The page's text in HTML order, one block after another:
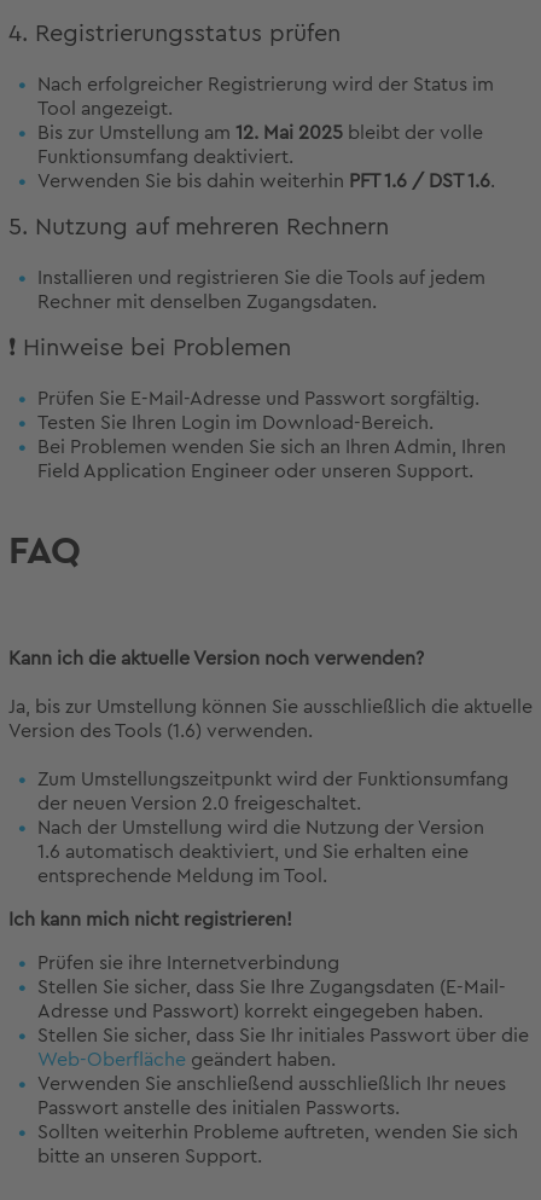
4. Registrierungsstatus prüfen
Nach erfolgreicher Registrierung wird der Status im
Tool angezeigt.
Bis zur Umstellung am 12. Mai 2025 bleibt der volle
Funktionsumfang deaktiviert.
Verwenden Sie bis dahin weiterhin PFT 1.6 / DST 1.6.
5. Nutzung auf mehreren Rechnern
Installieren und registrieren Sie die Tools auf jedem
Rechner mit denselben Zugangsdaten.
❗ Hinweise bei Problemen
Prüfen Sie E-Mail-Adresse und Passwort sorgfältig.
Testen Sie Ihren Login im Download-Bereich.
Bei Problemen wenden Sie sich an Ihren Admin, Ihren
Field Application Engineer oder unseren Support.
FAQ
Kann ich die aktuelle Version noch verwenden?
Ja, bis zur Umstellung können Sie ausschließlich die aktuelle
Version des Tools (1.6) verwenden.
Zum Umstellungszeitpunkt wird der Funktionsumfang
der neuen Version 2.0 freigeschaltet.
Nach der Umstellung wird die Nutzung der Version
1.6 automatisch deaktiviert, und Sie erhalten eine
entsprechende Meldung im Tool.
Ich kann mich nicht registrieren!
Prüfen sie ihre Internetverbindung
Stellen Sie sicher, dass Sie Ihre Zugangsdaten (E-Mail-
Adresse und Passwort) korrekt eingegeben haben.
Stellen Sie sicher, dass Sie Ihr initiales Passwort über die
Web-Oberfläche geändert haben.
Verwenden Sie anschließend ausschließlich Ihr neues
Passwort anstelle des initialen Passworts.
Sollten weiterhin Probleme auftreten, wenden Sie sich
bitte an unseren Support.